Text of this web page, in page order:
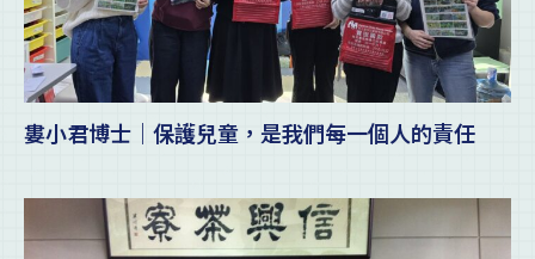
婁小君博士｜保護兒童，是我們每一個人的責任